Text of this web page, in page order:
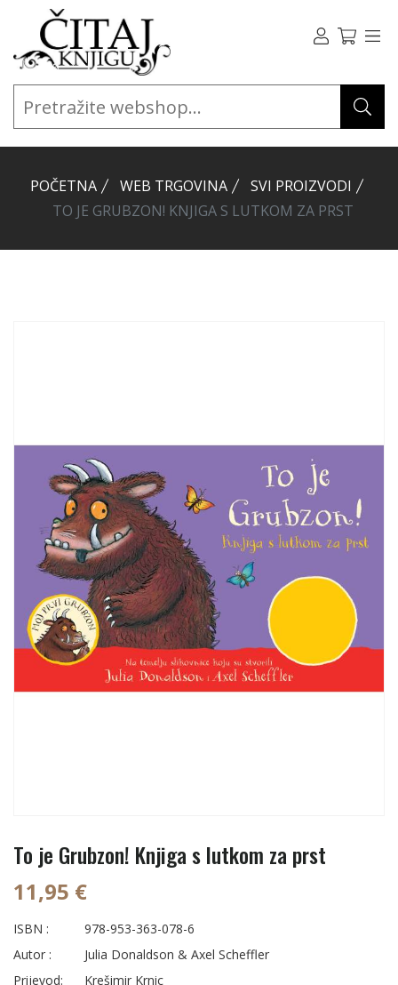
POČETNA WEB TRGOVINA
SVI PROIZVODI
TO JE GRUBZON! KNJIGA S LUTKOM ZA PRST
To je Grubzon! Knjiga s lutkom za prst
11,95 €
ISBN :
978-953-363-078-6
Autor :
Julia Donaldson & Axel Scheffler
Prijevod:
Krešimir Krnic